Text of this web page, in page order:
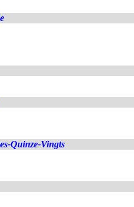
Quinze-Vingts